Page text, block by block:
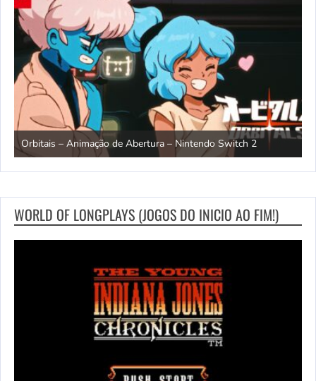
Orbitais – Animação de Abertura – Nintendo Switch 2
WORLD OF LONGPLAYS (JOGOS DO INICIO AO FIM!)